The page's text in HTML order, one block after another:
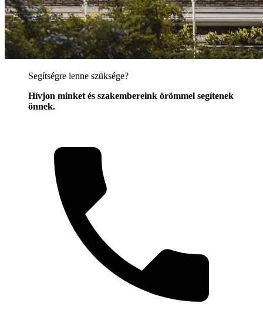
Segítségre lenne szüksége?
Hívjon minket és szakembereink örömmel segítenek
önnek.